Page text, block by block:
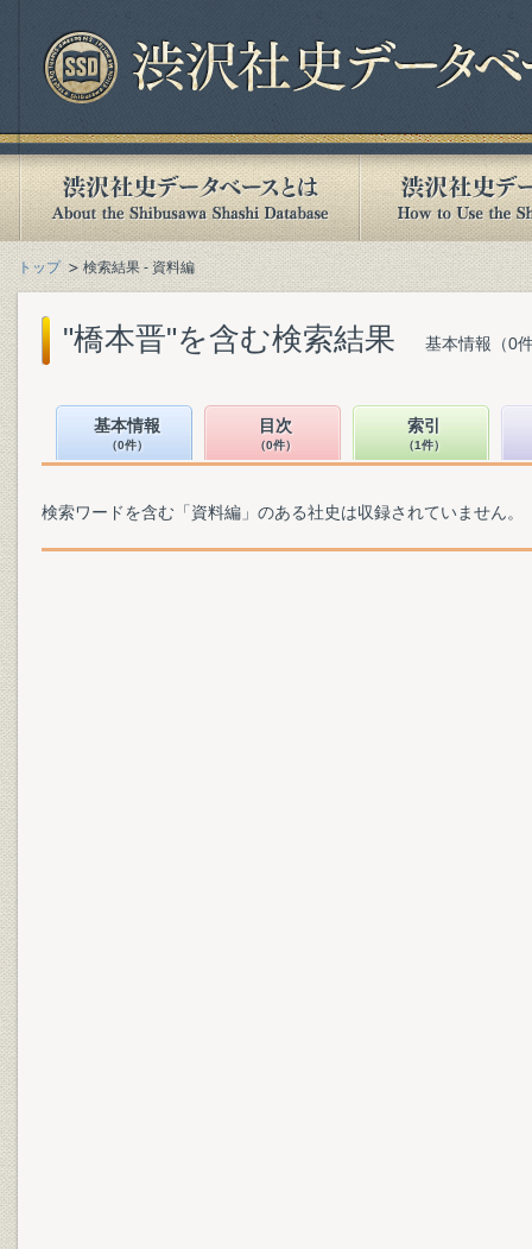
トップ 検索結果 - 資料編
"橋本晋"を含む検索結果 基本情報（0
基本情報
（0件）
目次
（0件）
索引
（1件）
検索ワードを含む「資料編」のある社史は収録されていません。